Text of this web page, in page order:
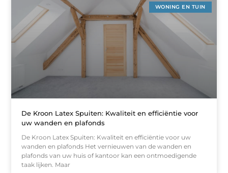
WONING EN TUIN
De Kroon Latex Spuiten: Kwaliteit en efficiëntie voor
uw wanden en plafonds
De Kroon Latex Spuiten: Kwaliteit en efficiëntie voor uw
wanden en plafonds Het vernieuwen van de wanden en
plafonds van uw huis of kantoor kan een ontmoedigende
taak lijken. Maar